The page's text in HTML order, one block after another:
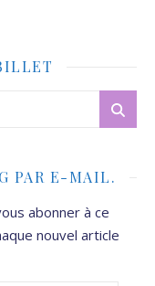
PAR E-MAIL.
abonner à ce
nouvel article